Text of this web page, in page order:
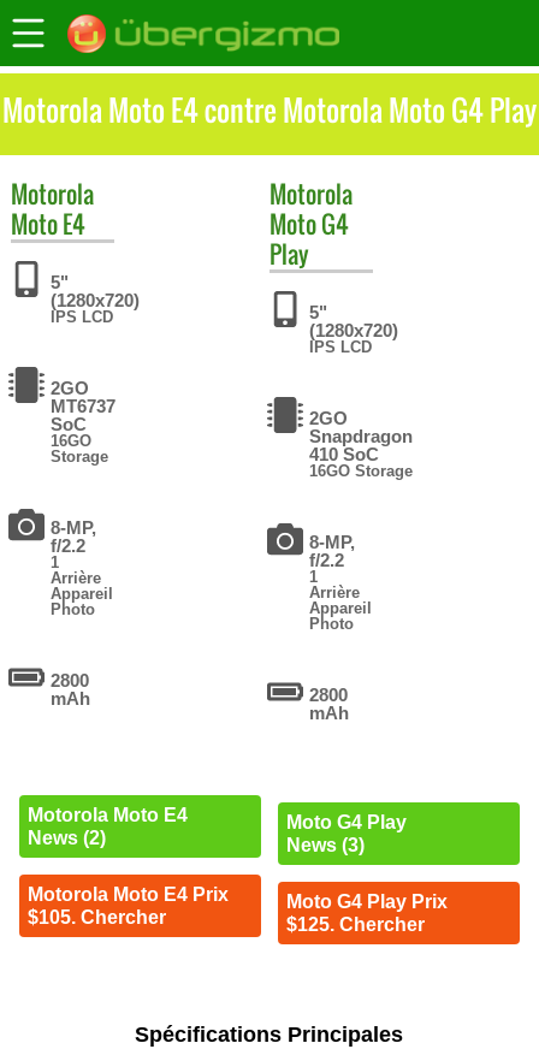
Motorola Moto E4 contre Motorola Moto G4 Play
Motorola
Moto E4
5"
(1280x720)
IPS LCD
2GO
MT6737
SoC
16GO
Storage
8-MP,
f/2.2
1
Arrière
Appareil
Photo
2800
mAh
Motorola Moto E4
News (2)
Motorola Moto E4 Prix
$105. Chercher
Motorola
Moto G4
Play
5"
(1280x720)
IPS LCD
2GO
Snapdragon
410 SoC
16GO Storage
8-MP,
f/2.2
1
Arrière
Appareil
Photo
2800
mAh
Moto G4 Play
News (3)
Moto G4 Play Prix
$125. Chercher
Spécifications Principales